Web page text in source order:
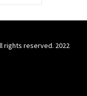
rights reserved. 2022